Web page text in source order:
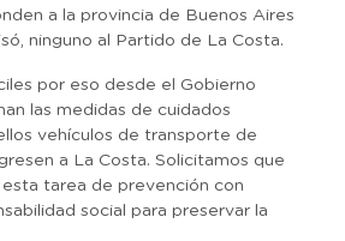
a la provincia de Buenos Aires
ninguno al Partido de La Costa.
por eso desde el Gobierno
las medidas de cuidados
vehículos de transporte de
a La Costa. Solicitamos que
tarea de prevención con
social para preservar la